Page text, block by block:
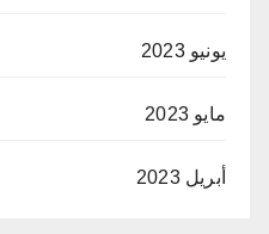
يونيو 2023
مايو 2023
أبريل 2023